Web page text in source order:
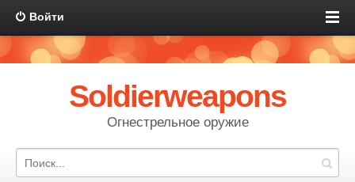
Войти
Soldierweapons
Огнестрельное оружие